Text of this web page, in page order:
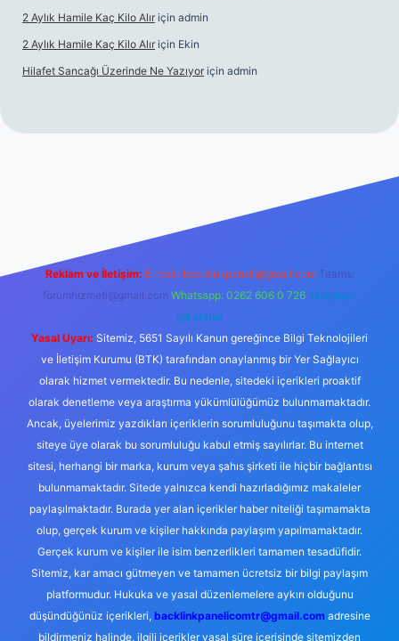
2 Aylık Hamile Kaç Kilo Alır için admin
2 Aylık Hamile Kaç Kilo Alır için Ekin
Hilafet Sancağı Üzerinde Ne Yazıyor için admin
Reklam ve İletişim: E-mail: backlinkpaneli@gmail.com Teams:
forumhizmeti@gmail.com Whatsapp: 0262 606 0 726 Telegram:
@karabul
Yasal Uyarı: Sitemiz, 5651 Sayılı Kanun gereğince Bilgi Teknolojileri
ve İletişim Kurumu (BTK) tarafından onaylanmış bir Yer Sağlayıcı
olarak hizmet vermektedir. Bu nedenle, sitedeki içerikleri proaktif
olarak denetleme veya araştırma yükümlülüğümüz bulunmamaktadır.
Ancak, üyelerimiz yazdıkları içeriklerin sorumluluğunu taşımakta olup,
siteye üye olarak bu sorumluluğu kabul etmiş sayılırlar. Bu internet
sitesi, herhangi bir marka, kurum veya şahıs şirketi ile hiçbir bağlantısı
bulunmamaktadır. Sitede yalnızca kendi hazırladığımız makaleler
paylaşılmaktadır. Burada yer alan içerikler haber niteliği taşımamakta
olup, gerçek kurum ve kişiler hakkında paylaşım yapılmamaktadır.
Gerçek kurum ve kişiler ile isim benzerlikleri tamamen tesadüfidir.
Sitemiz, kar amacı gütmeyen ve tamamen ücretsiz bir bilgi paylaşım
platformudur. Hukuka ve yasal düzenlemelere aykırı olduğunu
düşündüğünüz içerikleri, backlinkpanelicomtr@gmail.comadresine
bildirmeniz halinde, ilgili içerikler yasal süre içerisinde sitemizden